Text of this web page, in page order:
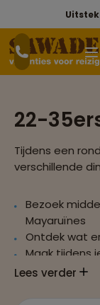
22-
Tijdens een
verschillende
Bezoek
Mayaruïnes
Ontdek wat
Maak tijdens
mee
Lees verder